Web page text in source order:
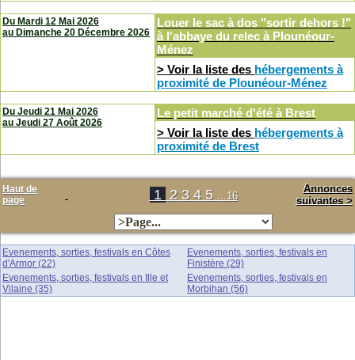
Du Mardi 12 Mai 2026
au Dimanche 20 Décembre 2026
Louer le sac à dos "sortir dehors !"
à l'abbaye du relec à Plounéour-
Ménez
> Voir la liste des hébergements à
proximité de Plounéour-Ménez
Du Jeudi 21 Mai 2026
au Jeudi 27 Août 2026
Le petit marché d'été à Brest
> Voir la liste des hébergements à
proximité de Brest
Haut de
page
1 2 3 4 5 ...16
Annonces
suivantes >
Evenements, sorties, festivals en Côtes
d'Armor (22)
Evenements, sorties, festivals en
Finistère (29)
Evenements, sorties, festivals en Ille et
Vilaine (35)
Evenements, sorties, festivals en
Morbihan (56)